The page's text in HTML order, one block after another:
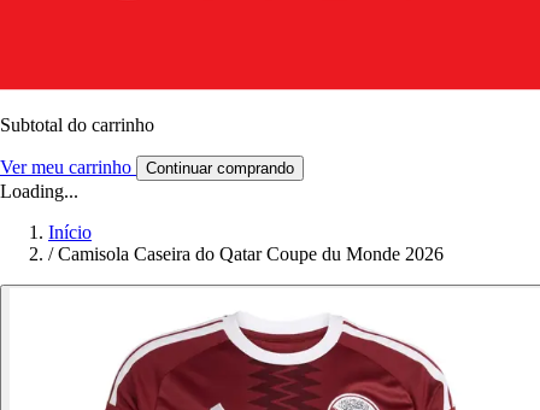
Subtotal do carrinho
Ver meu carrinho Continuar comprando
Loading...
Início
/ Camisola Caseira do Qatar Coupe du Monde 2026